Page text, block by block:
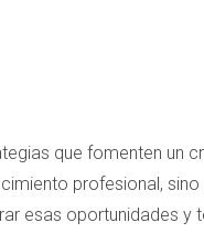
que fomenten un
profesional, sino
esas oportunidades y